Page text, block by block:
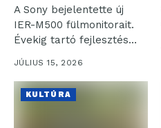
A Sony bejelentette új
IER-M500 fülmonitorait.
Évekig tartó fejlesztés
eredményeként
kialakított,
professzionális...
JÚLIUS 15, 2026
KULTÚRA